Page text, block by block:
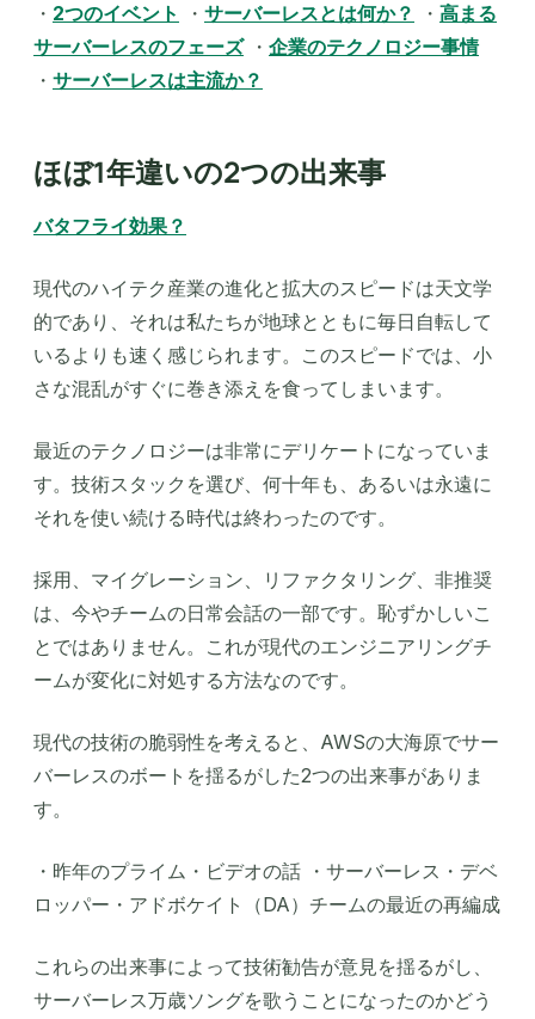
・ 2つのイベント ・ サーバーレスとは何か？ ・ 高まる
サーバーレスのフェーズ・ 企業のテクノロジー事情
・ サーバーレスは主流か？
ほぼ1年違いの2つの出来事
バタフライ効果？
現代のハイテク産業の進化と拡大のスピードは天文学
的であり、それは私たちが地球とともに毎日自転して
いるよりも速く感じられます。このスピードでは、小
さな混乱がすぐに巻き添えを食ってしまいます。
最近のテクノロジーは非常にデリケートになっていま
す。技術スタックを選び、何十年も、あるいは永遠に
それを使い続ける時代は終わったのです。
採用、マイグレーション、リファクタリング、非推奨
は、今やチームの日常会話の一部です。恥ずかしいこ
とではありません。これが現代のエンジニアリングチ
ームが変化に対処する方法なのです。
現代の技術の脆弱性を考えると、AWSの大海原でサー
バーレスのボートを揺るがした2つの出来事がありま
す。
・昨年のプライム・ビデオの話 ・サーバーレス・デベ
ロッパー・アドボケイト（DA）チームの最近の再編成
これらの出来事によって技術勧告が意見を揺るがし、
サーバーレス万歳ソングを歌うことになったのかどう